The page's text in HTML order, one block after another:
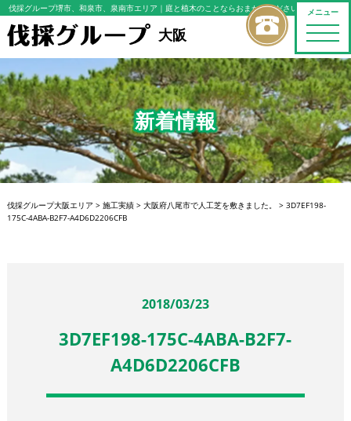
メニュー
toggle
伐採グループ堺市、和泉市、泉南市エリア ｜庭と植木のことならおまかせください
大阪
新着情報
伐採グループ大阪エリア > 施工実績> 大阪府八尾市で人工芝を敷きました。 > 3D7EF198-
175C-4ABA-B2F7-A4D6D2206CFB
2018/03/23
3D7EF198-175C-4ABA-B2F7-
A4D6D2206CFB